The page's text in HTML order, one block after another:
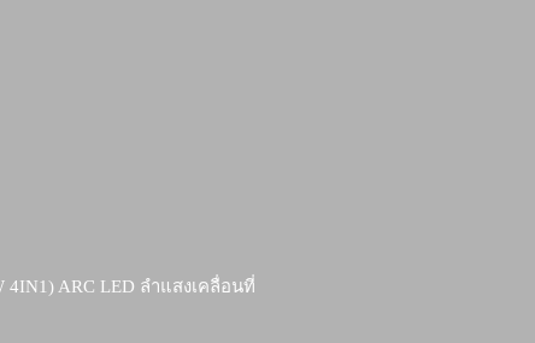
4IN1) ARC LED ลำแสงเคลื่อนที่